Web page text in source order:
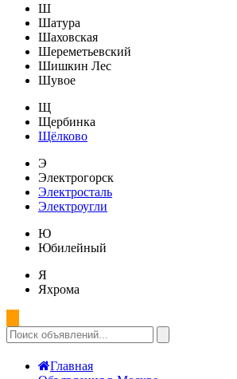
Ш
Шатура
Шаховская
Шереметьевский
Шишкин Лес
Шувое
Щ
Щербинка
Щёлково
Э
Электрогорск
Электросталь
Электроугли
Ю
Юбилейный
Я
Яхрома
Главная